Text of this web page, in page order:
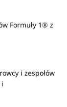
Formuły 1® z
i zespołów
i